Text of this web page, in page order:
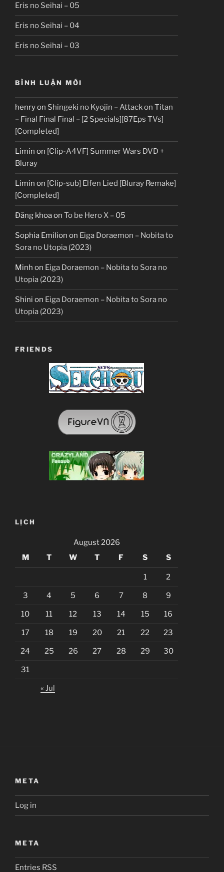
Eris no Seihai – 05
Eris no Seihai – 04
Eris no Seihai – 03
BÌNH LUẬN MỚI
henryon Shingeki no Kyojin – Attack on Titan
– Final Final Final – [2 Specials][87Eps TVs]
[Completed]
Limin on [Clip-A4VF] Summer Wars DVD +
Bluray
Limin on [Clip-sub] Elfen Lied [Bluray Remake]
[Completed]
Đăng khoaon To be Hero X – 05
Sophia Emilion on Eiga Doraemon – Nobita to
Sora no Utopia (2023)
Minh on Eiga Doraemon – Nobita to Sora no
Utopia (2023)
Shini on Eiga Doraemon – Nobita to Sora no
Utopia (2023)
FRIENDS
LỊCH
August 2026
M
T W T F S S
1 2
3 4 5 6 7 8 9
10 11 12 13 14 15 16
17 18 19 20 21 22 23
24 25 26 27 28 29 30
31
« Jul
META
Log in
META
Entries RSS